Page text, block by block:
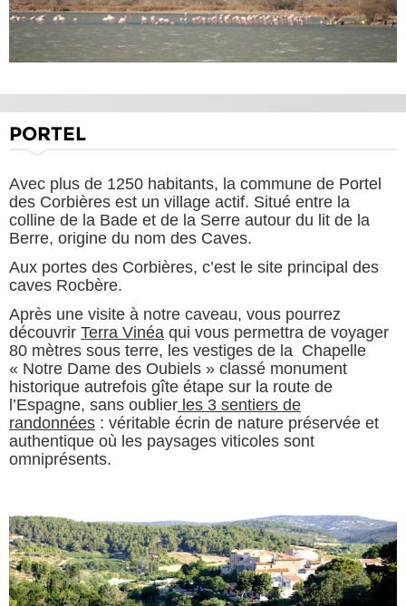
PORTEL
Avec plus de 1250 habitants, la commune de Portel
des Corbières est un village actif. Situé entre la
colline de la Bade et de la Serre autour du lit de la
Berre, origine du nom des Caves.
Aux portes des Corbières, c’est le site principal des
caves Rocbère.
Après une visite à notre caveau, vous pourrez
découvrir Terra Vinéa qui vous permettra de voyager
80 mètres sous terre, les vestiges de la Chapelle
« Notre Dame des Oubiels » classé monument
historique autrefois gîte étape sur la route de
l’Espagne, sans oublier les 3 sentiers de
randonnées : véritable écrin de nature préservée et
authentique où les paysages viticoles sont
omniprésents.